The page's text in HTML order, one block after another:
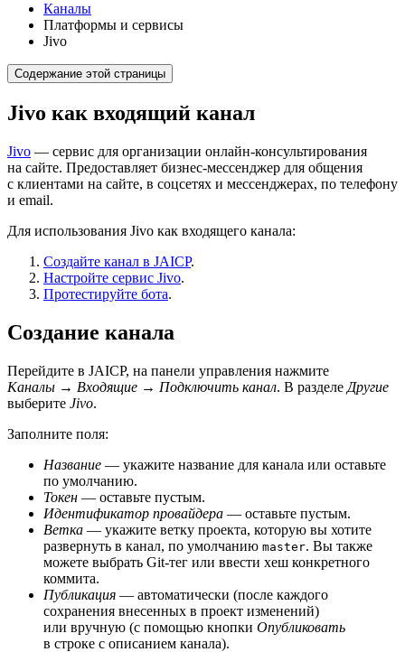
Каналы
Платформы и сервисы
Jivo
Содержание этой страницы
Jivo как входящий канал
Jivo — сервис для организации онлайн-консультирования
на сайте. Предоставляет бизнес-мессенджер для общения
с клиентами на сайте, в соцсетях и мессенджерах, по телефону
и email.
Для использования Jivo как входящего канала:
Создайте канал в JAICP.
Настройте сервис Jivo.
Протестируйте бота.
Создание канала
Перейдите в JAICP, на панели управления нажмите
Каналы → Входящие → Подключить канал. В разделе Другие
выберите Jivo.
Заполните поля:
Название — укажите название для канала или оставьте
по умолчанию.
Токен — оставьте пустым.
Идентификатор провайдера — оставьте пустым.
Ветка — укажите ветку проекта, которую вы хотите
развернуть в канал, по умолчанию master. Вы также
можете выбрать Git-тег или ввести хеш конкретного
коммита.
Публикация — автоматически (после каждого
сохранения внесенных в проект изменений)
или вручную (с помощью кнопки Опубликовать
в строке с описанием канала).